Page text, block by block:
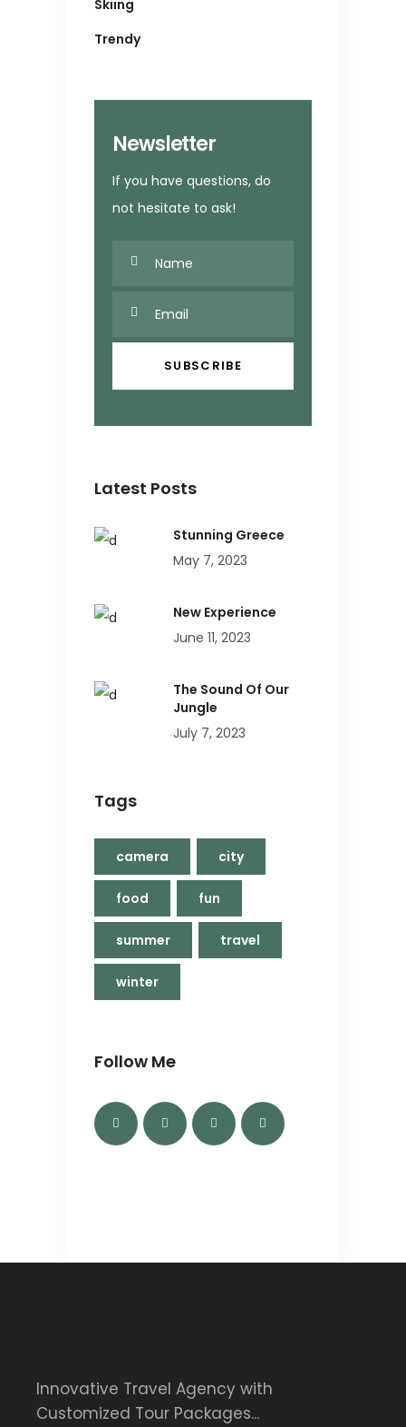
Skiing
Trendy
Newsletter
If you have questions, do
not hesitate to ask!
Latest Posts
Stunning Greece
May 7, 2023
New Experience
June 11, 2023
The Sound Of Our
Jungle
July 7, 2023
Tags
camera city
food fun
summer travel
winter
Follow Me
Innovative Travel Agency with
Customized Tour Packages...